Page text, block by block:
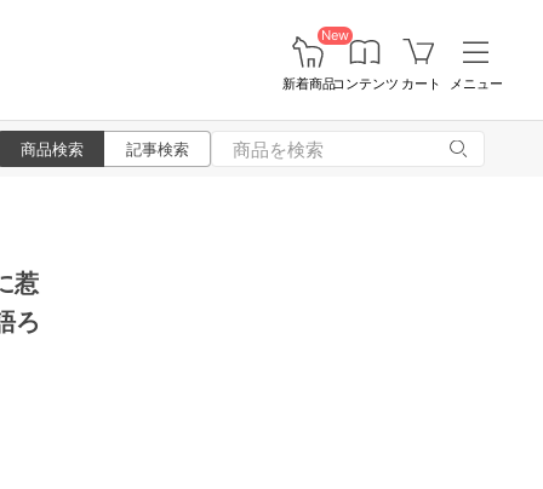
New
新着商品コンテンツ カート メニュー
商品検索 記事検索
惹
ろ